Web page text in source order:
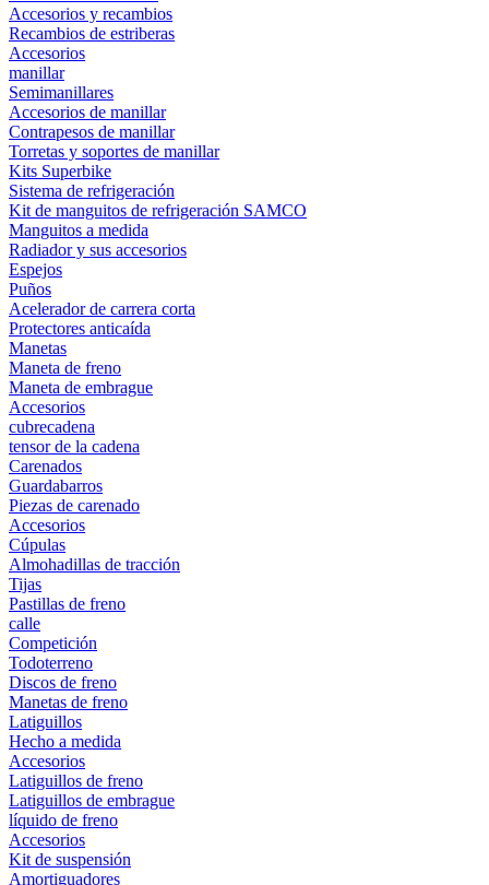
Accesorios y recambios
Recambios de estriberas
Accesorios
manillar
Semimanillares
Accesorios de manillar
Contrapesos de manillar
Torretas y soportes de manillar
Kits Superbike
Sistema de refrigeración
Kit de manguitos de refrigeración SAMCO
Manguitos a medida
Radiador y sus accesorios
Espejos
Puños
Acelerador de carrera corta
Protectores anticaída
Manetas
Maneta de freno
Maneta de embrague
Accesorios
cubrecadena
tensor de la cadena
Carenados
Guardabarros
Piezas de carenado
Accesorios
Cúpulas
Almohadillas de tracción
Tijas
Pastillas de freno
calle
Competición
Todoterreno
Discos de freno
Manetas de freno
Latiguillos
Hecho a medida
Accesorios
Latiguillos de freno
Latiguillos de embrague
líquido de freno
Accesorios
Kit de suspensión
Amortiguadores